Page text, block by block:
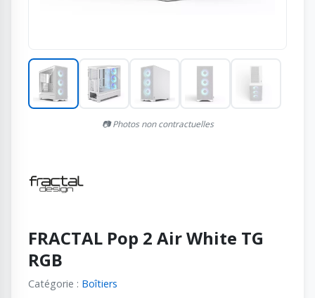
📷 Photos non contractuelles
FRACTAL Pop 2 Air White TG
RGB
Catégorie : Boîtiers